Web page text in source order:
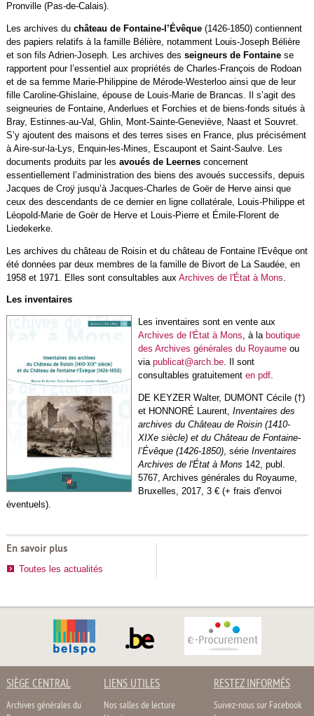
Pronville (Pas-de-Calais).
Les archives du château de Fontaine-l’Évêque (1426-1850) contiennent
des papiers relatifs à la famille Bélière, notamment Louis-Joseph Bélière
et son fils Adrien-Joseph. Les archives des seigneurs de Fontainese
rapportent pour l’essentiel aux propriétés de Charles-François de Rodoan
et de sa femme Marie-Philippine de Mérode-Westerloo ainsi que de leur
fille Caroline-Ghislaine, épouse de Louis-Marie de Brancas. Il s’agit des
seigneuries de Fontaine, Anderlues et Forchies et de biens-fonds situés à
Bray, Estinnes-au-Val, Ghlin, Mont-Sainte-Geneviève, Naast et Souvret.
S’y ajoutent des maisons et des terres sises en France, plus précisément
à Aire-sur-la-Lys, Enquin-les-Mines, Escaupont et Saint-Saulve. Les
documents produits par les avoués de Leernes concernent
essentiellement l’administration des biens des avoués successifs, depuis
Jacques de Croÿ jusqu’à Jacques-Charles de Goër de Herve ainsi que
ceux des descendants de ce dernier en ligne collatérale, Louis-Philippe et
Léopold-Marie de Goër de Herve et Louis-Pierre et Émile-Florent de
Liedekerke.
Les archives du château de Roisin et du château de Fontaine l'Evêque ont
été données par deux membres de la famille de Bivort de La Saudée, en
1958 et 1971. Elles sont consultables aux Archives de l'État à Mons
Les inventaires
Les inventaires sont en vente aux
Archives de l'État à Mons, à la boutique
des Archives générales du Royaumeou
via publicat@arch.be. Il sont
consultables gratuitement en pdf.
DE KEYZER Walter, DUMONT Cécile (†)
et HONNORÉ Laurent, Inventaires des
archives du Château de Roisin (1410-
XIXe siècle) et du Château de Fontaine-
l’Évêque (1426-1850), série Inventaires
Archives de l'État à Mons 142, publ.
5767, Archives générales du Royaume,
Bruxelles, 2017, 3 € (+ frais d'envoi
éventuels).
En savoir plus
Toutes les actualités
SIÈGE CENTRAL
Archives générales du
LIENS UTILES
Nos salles de lecture
RESTEZ INFORMÉS
Suivez-nous sur Facebook